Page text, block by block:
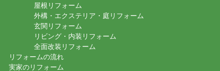
屋根リフォーム
外構・エクステリア・庭リフォーム
玄関リフォーム
リビング・内装リフォーム
全面改装リフォーム
リフォームの流れ
実家のリフォーム